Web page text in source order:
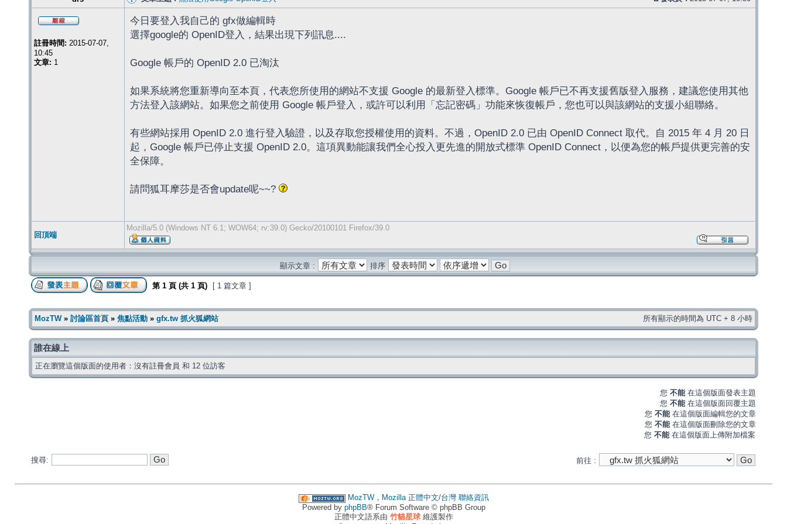
註冊時間: 2015-07-07,
10:45
文章: 1
今日要登入我自己的 gfx做編輯時
選擇google的 OpenID登入，結果出現下列訊息....
Google 帳戶的 OpenID 2.0 已淘汰
如果系統將您重新導向至本頁，代表您所使用的網站不支援 Google 的最新登入標準。Google 帳戶已不再支援舊版登入服務，建議您使用其他
方法登入該網站。如果您之前使用 Google 帳戶登入，或許可以利用「忘記密碼」功能來恢復帳戶，您也可以與該網站的支援小組聯絡。
有些網站採用 OpenID 2.0 進行登入驗證，以及存取您授權使用的資料。不過，OpenID 2.0 已由 OpenID Connect 取代。自 2015 年 4 月 20 日
起，Google 帳戶已停止支援 OpenID 2.0。這項異動能讓我們全心投入更先進的開放式標準 OpenID Connect，以便為您的帳戶提供更完善的安
全保障。
請問狐耳摩莎是否會update呢~~?
回頂端
Mozilla/5.0 (Windows NT 6.1; WOW64; rv:39.0) Gecko/20100101 Firefox/39.0
顯示文章 : 排序
第 1 頁 (共 1 頁) [ 1 篇文章 ]
MozTW» 討論區首頁 » 焦點活動 » gfx.tw 抓火狐網站 所有顯示的時間為 UTC + 8 小時
誰在線上
正在瀏覽這個版面的使用者：沒有註冊會員 和 12 位訪客
您 不能 在這個版面發表主題
您 不能 在這個版面回覆主題
您 不能 在這個版面編輯您的文章
您 不能 在這個版面刪除您的文章
您 不能 在這個版面上傳附加檔案
搜尋: 前往 :
MozTW，Mozilla 正體中文/台灣 聯絡資訊
Powered by phpBB® Forum Software © phpBB Group
正體中文語系由 竹貓星球維護製作